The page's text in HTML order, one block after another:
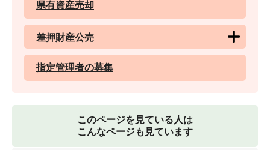
県有資産売却
差押財産公売
指定管理者の募集
このページを見ている人は
こんなページも見ています